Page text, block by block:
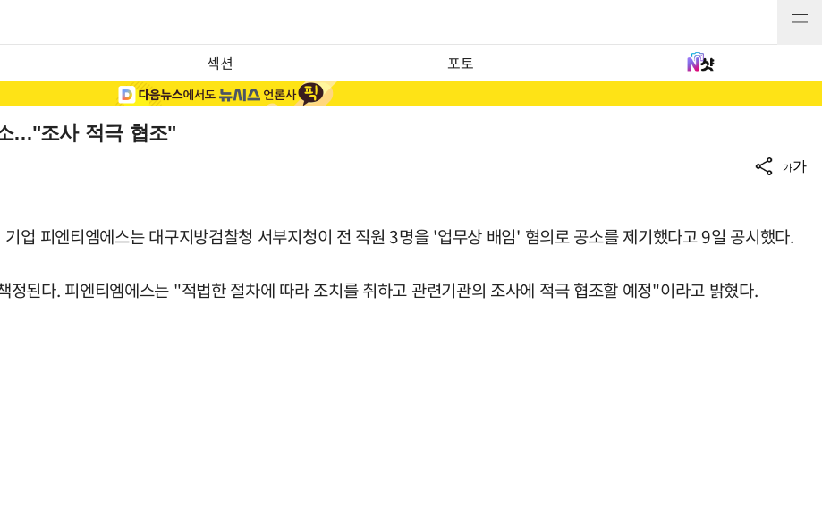
섹션 포토
…"조사 적극 협조"
가가
업 피엔티엠에스는 대구지방검찰청 서부지청이 전 직원 3명을 '업무상 배임' 혐의로 공소를 제기했다고 9일 공시했다.
된다. 피엔티엠에스는 "적법한 절차에 따라 조치를 취하고 관련기관의 조사에 적극 협조할 예정"이라고 밝혔다.